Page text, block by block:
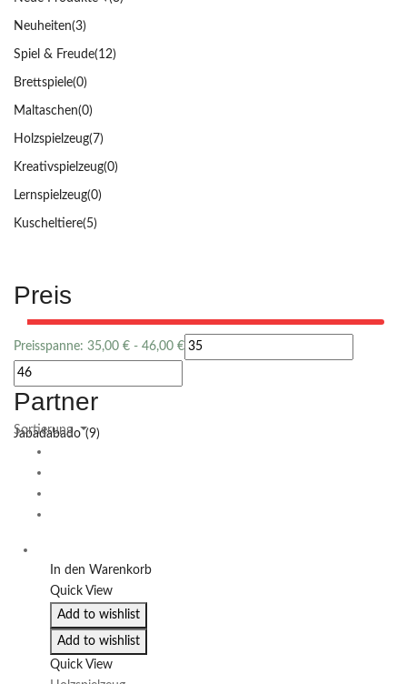
Neuheiten(3)
Spiel & Freude(12)
Brettspiele(0)
Maltaschen(0)
Holzspielzeug(7)
Kreativspielzeug(0)
Lernspielzeug(0)
Kuscheltiere(5)
Preis
Preisspanne: 35,00 € - 46,00 €
Partner
Jabadabado (9)
In den Warenkorb
Quick View
Add to wishlist
Add to wishlist
Quick View